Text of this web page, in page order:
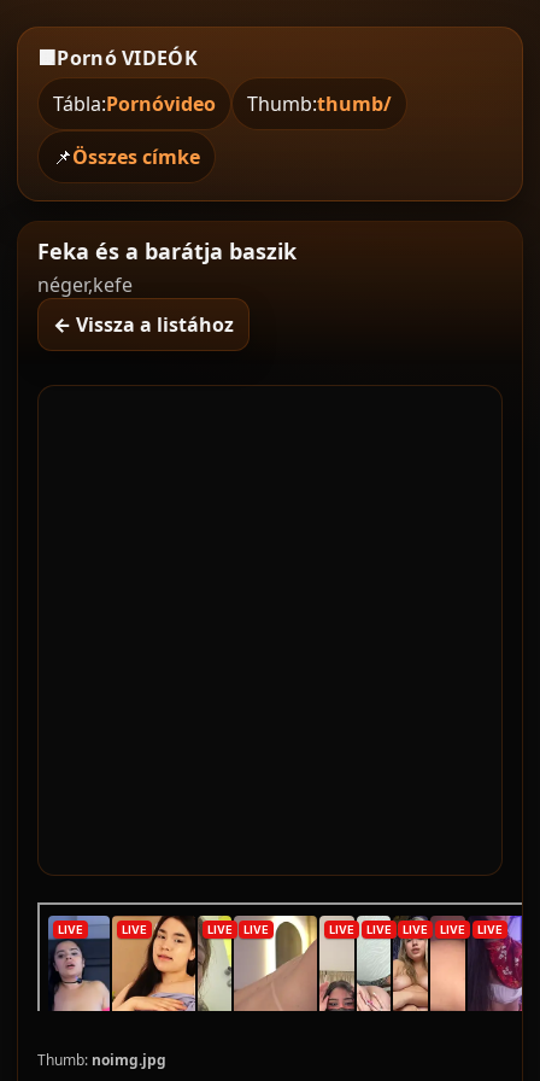
🟧Pornó VIDEÓK
Tábla:Pornóvideo Thumb:thumb/
📌Összes címke
Feka és a barátja baszik
néger,kefe
← Vissza a listához
Thumb: noimg.jpg